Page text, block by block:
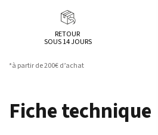
RETOUR
SOUS 14 JOURS
*à partir de 200€ d’achat
Fiche technique